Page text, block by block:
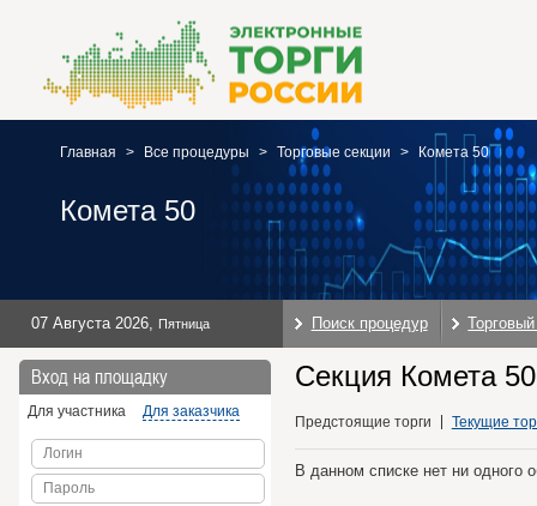
Главная > Все процедуры > Торговые секции > Комета 50
Комета 50
07 Августа 2026, Пятница Поиск процедур
Вход на площадку
Для участника Для заказчика
Логин
Пароль
Секция Комета
Предстоящие торги Текущие
В данном списке нет ни одного